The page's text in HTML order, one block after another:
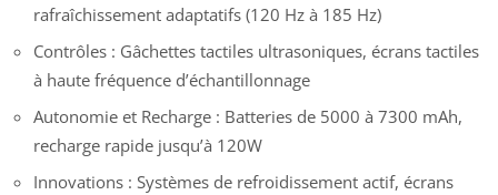
rafraîchissement adaptatifs (120 Hz à 185 Hz)
Contrôles : Gâchettes tactiles ultrasoniques, écrans tactiles
à haute fréquence d’échantillonnage
Autonomie et Recharge : Batteries de 5000 à 7300 mAh,
recharge rapide jusqu’à 120W
Innovations : Systèmes de refroidissement actif, écrans